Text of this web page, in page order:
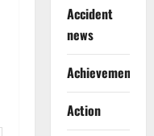
Accident
news
Achievements
Action